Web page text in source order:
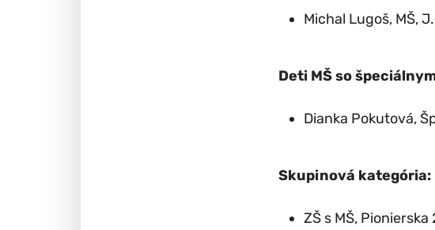
Michal Lugoš, MŠ,
Deti MŠ so
Dianka Pokutová,
Skupinová kategória:
ZŠ s MŠ,